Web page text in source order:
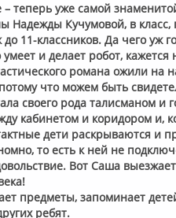
теперь уже самой
Надежды Кучумовой, в класс,
11-классников. Да чего уж
и делает робот,
романа ожили на
что можем быть
своего рода талисманом и
кабинетом и коридором и,
дети раскрываются и
то есть к ней не
Вот Саша
предметы, запоминает
ребят.